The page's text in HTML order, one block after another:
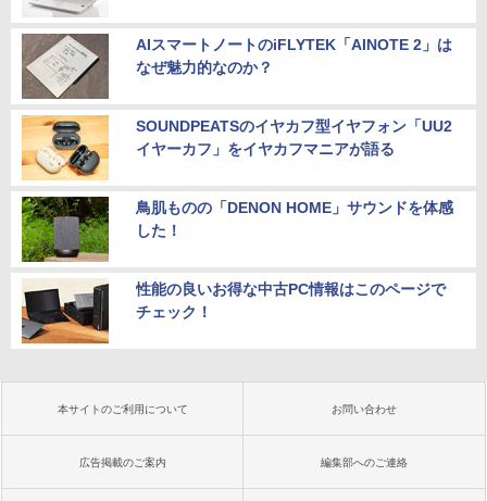
AIスマートノートのiFLYTEK「AINOTE 2」は
なぜ魅力的なのか？
SOUNDPEATSのイヤカフ型イヤフォン「UU2
イヤーカフ」をイヤカフマニアが語る
鳥肌ものの「DENON HOME」サウンドを体感
した！
性能の良いお得な中古PC情報はこのページで
チェック！
本サイトのご利用について お問い合わせ
広告掲載のご案内 編集部へのご連絡